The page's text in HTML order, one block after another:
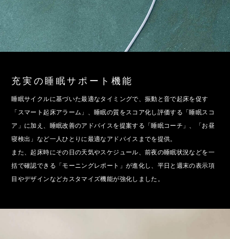
充実の睡眠サポート機能
睡眠サイクルに基づいた最適なタイミングで、振動と音で起床を促す
「スマート起床アラーム」、睡眠の質をスコア化し評価する「睡眠スコ
ア」に加え、睡眠改善のアドバイスを提案する「睡眠コーチ」、「お昼
寝検出」など一人ひとりに最適なアドバイスまでを提供。
また、起床時にその日の天気やスケジュール、前夜の睡眠状況などを一
括で確認できる「モーニングレポート」が進化し、平日と週末の表示項
目やデザインなどカスタマイズ機能が強化しました。